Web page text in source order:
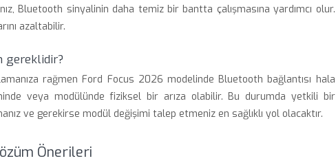
Bluetooth sinyalinin daha temiz bir bantta çalışmasına yardımcı olur.
azaltabilir.
gereklidir?
rağmen Ford Focus 2026 modelinde Bluetooth bağlantısı hala
veya modülünde fiziksel bir arıza olabilir. Bu durumda yetkili bir
ve gerekirse modül değişimi talep etmeniz en sağlıklı yol olacaktır.
Önerileri